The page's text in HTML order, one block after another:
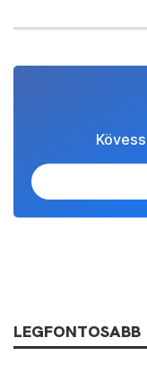
LEGFONTOSABB